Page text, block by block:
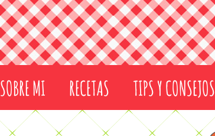
SOBRE MI RECETAS TIPS Y CONSEJOS